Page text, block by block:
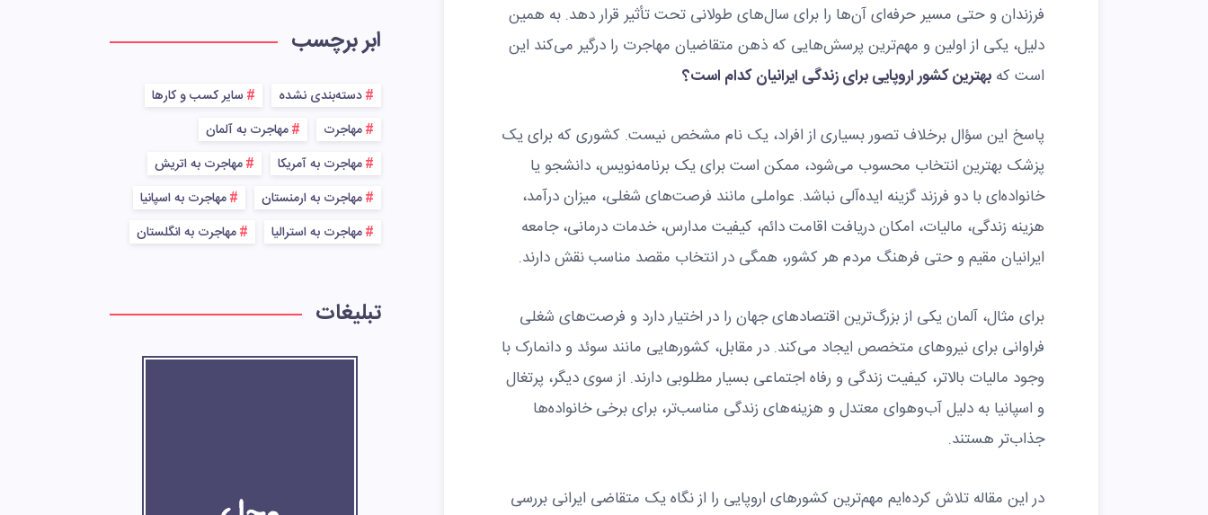
فرزندان و حتی مسیر حرفه‌ای آن‌ها را برای سال‌های طولانی تحت تأثیر قرار دهد. به همین
دلیل، یکی از اولین و مهم‌ترین پرسش‌هایی که ذهن متقاضیان مهاجرت را درگیر می‌کند این
است که بهترین کشور اروپایی برای زندگی ایرانیان کدام است؟
پاسخ این سؤال برخلاف تصور بسیاری از افراد، یک نام مشخص نیست. کشوری که برای یک
پزشک بهترین انتخاب محسوب می‌شود، ممکن است برای یک برنامه‌نویس، دانشجو یا
خانواده‌ای با دو فرزند گزینه ایده‌آلی نباشد. عواملی مانند فرصت‌های شغلی، میزان درآمد،
هزینه زندگی، مالیات، امکان دریافت اقامت دائم، کیفیت مدارس، خدمات درمانی، جامعه
ایرانیان مقیم و حتی فرهنگ مردم هر کشور، همگی در انتخاب مقصد مناسب نقش دارند.
برای مثال، آلمان یکی از بزرگ‌ترین اقتصادهای جهان را در اختیار دارد و فرصت‌های شغلی
فراوانی برای نیروهای متخصص ایجاد می‌کند. در مقابل، کشورهایی مانند سوئد و دانمارک با
وجود مالیات بالاتر، کیفیت زندگی و رفاه اجتماعی بسیار مطلوبی دارند. از سوی دیگر، پرتغال
و اسپانیا به دلیل آب‌وهوای معتدل و هزینه‌های زندگی مناسب‌تر، برای برخی خانواده‌ها
جذاب‌تر هستند.
در این مقاله تلاش کرده‌ایم مهم‌ترین کشورهای اروپایی را از نگاه یک متقاضی ایرانی بررسی
ابر برچسب
دسته‌بندی نشده
سایر کسب و کارها
مهاجرت
مهاجرت به آلمان
مهاجرت به آمریکا
مهاجرت به اتریش
مهاجرت به ارمنستان
مهاجرت به اسپانیا
مهاجرت به استرالیا
مهاجرت به انگلستان
تبلیغات